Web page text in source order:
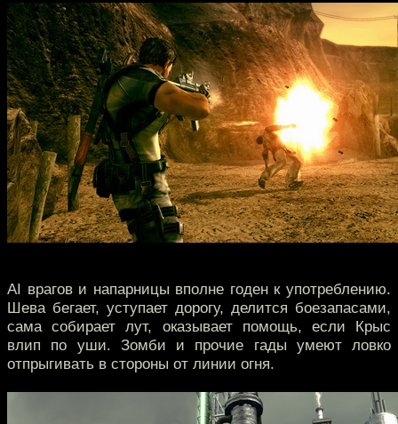
AI врагов и напарницы вполне годен к употреблению.
Шева бегает, уступает дорогу, делится боезапасами,
сама собирает лут, оказывает помощь, если Крыс
влип по уши. Зомби и прочие гады умеют ловко
отпрыгивать в стороны от линии огня.